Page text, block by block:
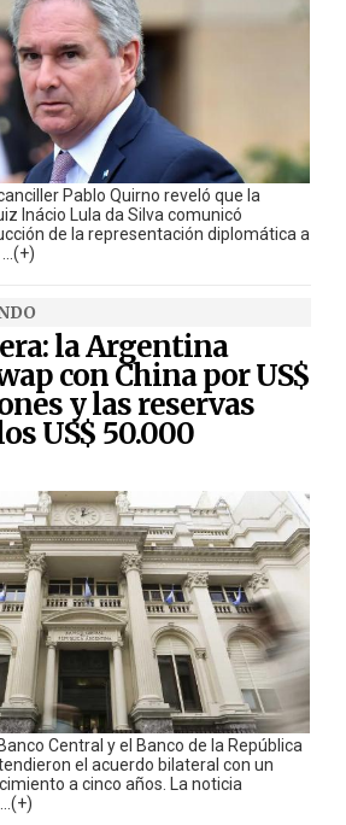
Pablo Quirno reveló que la
Inácio Lula da Silva comunicó
de la representación diplomática a
la Argentina
con China por US$
y las reservas
US$ 50.000
Central y el Banco de la República
el acuerdo bilateral con un
a cinco años. La noticia